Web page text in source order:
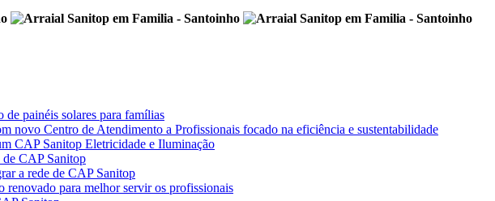
painéis solares para famílias
novo Centro de Atendimento a Profissionais focado na eficiência e sustentabilidade
CAP Sanitop Eletricidade e Iluminação
de CAP Sanitop
a rede de CAP Sanitop
para melhor servir os profissionais